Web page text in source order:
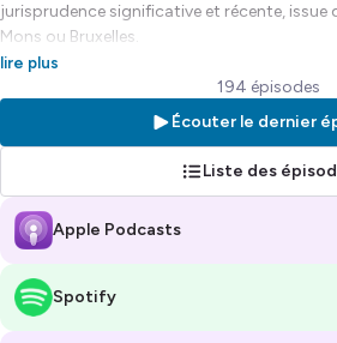
jurisprudence significative et récente, issue
Mons ou Bruxelles.
ausha.co/
pour plus d'informations.
lire plus
194 épisodes
Écouter le dernier
Liste des
Apple Podcasts
Spotify